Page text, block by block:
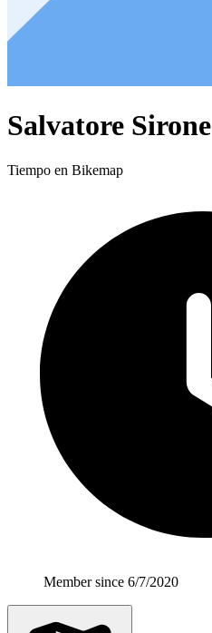
Salvatore Sirone
Tiempo en Bikemap
Member since 6/7/2020